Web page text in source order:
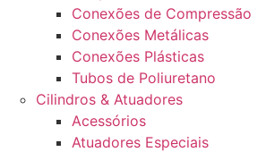
Conexões de Compressão
Conexões Metálicas
Conexões Plásticas
Tubos de Poliuretano
Cilindros & Atuadores
Acessórios
Atuadores Especiais